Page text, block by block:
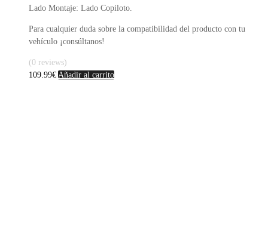
Lado Montaje: Lado Copiloto.
Para cualquier duda sobre la compatibilidad del producto con tu
vehículo ¡consúltanos!
(0 reviews)
109.99€ Añadir al carrito